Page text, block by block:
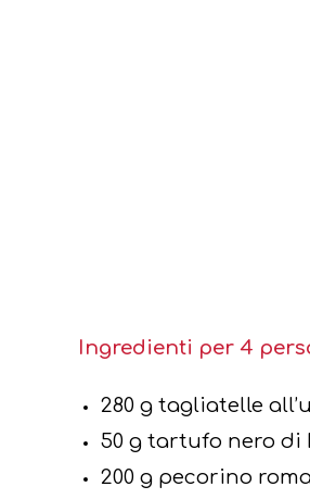
Ingredienti per 4
280 g tagliatelle
50 g tartufo nero di
200 g pecorino